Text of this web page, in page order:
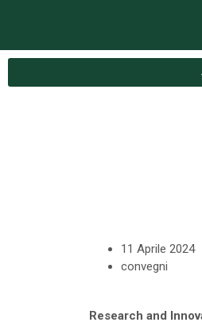
11 Aprile 2024
convegni
Research and